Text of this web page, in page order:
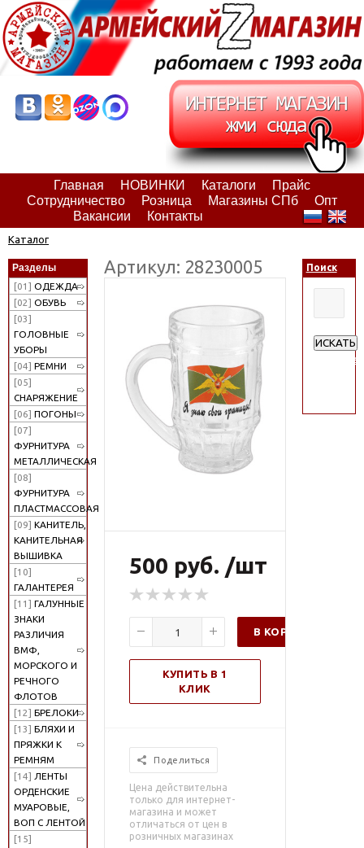
Главная НОВИНКИ Каталоги
Прайс
Сотрудничество
Розница Магазины СПб
Опт
Вакансии
Контакты
Каталог
Разделы
[01] ОДЕЖДА
[02] ОБУВЬ
[03]
ГОЛОВНЫЕ
УБОРЫ
[04] РЕМНИ
[05]
СНАРЯЖЕНИЕ
[06] ПОГОНЫ
[07]
ФУРНИТУРА
МЕТАЛЛИЧЕСКАЯ
[08]
ФУРНИТУРА
ПЛАСТМАССОВАЯ
[09] КАНИТЕЛЬ,
КАНИТЕЛЬНАЯ
ВЫШИВКА
[10]
ГАЛАНТЕРЕЯ
[11] ГАЛУННЫЕ
ЗНАКИ
РАЗЛИЧИЯ
ВМФ,
МОРСКОГО И
РЕЧНОГО
ФЛОТОВ
[12] БРЕЛОКИ
[13] БЛЯХИ И
ПРЯЖКИ К
РЕМНЯМ
[14] ЛЕНТЫ
ОРДЕНСКИЕ
МУАРОВЫЕ,
ВОП С ЛЕНТОЙ
[15]
Артикул: 28230005
500 руб. /шт
В КОРЗИНУ
КУПИТЬ В 1
КЛИК
Поделиться
Цена действительна
только для интернет-
магазина и может
отличаться от цен в
розничных магазинах
Поиск
ИСКАТЬ